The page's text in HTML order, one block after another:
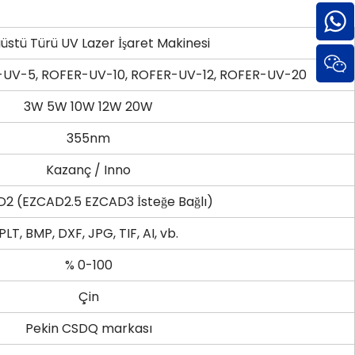
Türü UV Lazer İşaret Makinesi
5, ROFER-UV-10, ROFER-UV-12, ROFER-UV-20
3W 5W 10W 12W 20W
355nm
Kazanç / Inno
(EZCAD2.5 EZCAD3 İsteğe Bağlı)
BMP, DXF, JPG, TIF, AI, vb.
% 0-100
Çin
Pekin CSDQ markası